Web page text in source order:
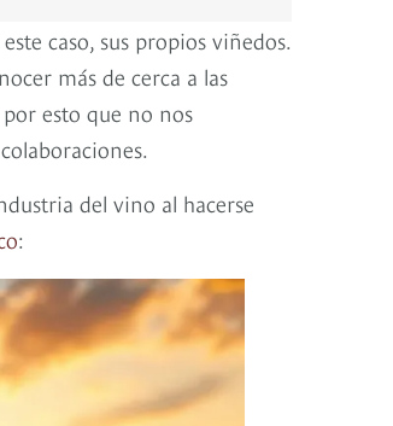
caso, sus propios viñedos.
más de cerca a las
por esto que no nos
del vino al hacerse
: